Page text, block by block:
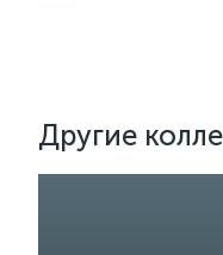
Другие